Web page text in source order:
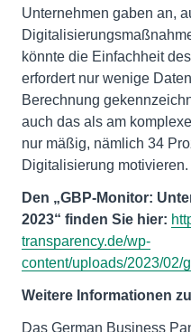
Unternehmen gaben an,
könnte die Einfachheit
erfordert nur wenige
Berechnung
auch das als am
nur mäßig, nämlich 34
Digitalisierung motivieren.
Den „GBP-Monitor:
2023“ finden Sie hier:
transparency.de/wp-
content/uploads/2023/02/
Weitere Informationen
Das German Business